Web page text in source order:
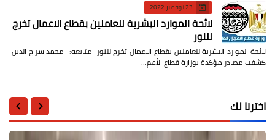
23 نوفمبر 2022
لائحة الموارد البشرية للعاملين بقطاع الاعمال تخرج
للنور
لائحة الموارد البشرية للعاملين بقطاع الاعمال تخرج للنور متابعه:- محمد سراج الدين
كشفت مصادر مؤكدة بوزارة قطاع الأعم…
اخترنا لك